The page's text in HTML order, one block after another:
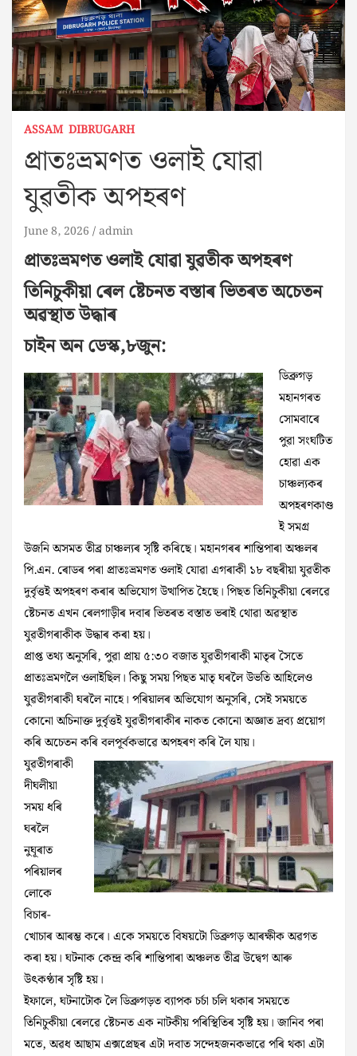
ASSAM DIBRUGARH
প্ৰাতঃভ্ৰমণত ওলাই যোৱা
যুৱতীক অপহৰণ
June 8, 2026 admin
প্ৰাতঃভ্ৰমণত ওলাই যোৱা যুৱতীক অপহৰণ
তিনিচুকীয়া ৰেল ষ্টেচনত বস্তাৰ ভিতৰত অচেতন
অৱস্থাত উদ্ধাৰ
চাইন অন ডেস্ক,৮জুন:
ডিব্ৰুগড়
মহানগৰত
সোমবাৰে
পুৱা সংঘটিত
হোৱা এক
চাঞ্চল্যকৰ
অপহৰণকাণ্ড
ই সমগ্ৰ
উজনি অসমত তীব্ৰ চাঞ্চল্যৰ সৃষ্টি কৰিছে। মহানগৰৰ শান্তিপাৰা অঞ্চলৰ
পি.এন. ৰোডৰ পৰা প্ৰাতঃভ্ৰমণত ওলাই যোৱা এগৰাকী ১৮ বছৰীয়া যুৱতীক
দুৰ্বৃত্তই অপহৰণ কৰাৰ অভিযোগ উত্থাপিত হৈছে। পিছত তিনিচুকীয়া ৰেলৱে
ষ্টেচনত এখন ৰেলগাড়ীৰ দবাৰ ভিতৰত বস্তাত ভৰাই থোৱা অৱস্থাত
যুৱতীগৰাকীক উদ্ধাৰ কৰা হয়।
প্ৰাপ্ত তথ্য অনুসৰি, পুৱা প্ৰায় ৫:৩০ বজাত যুৱতীগৰাকী মাতৃৰ সৈতে
প্ৰাতঃভ্ৰমণলৈ ওলাইছিল। কিছু সময় পিছত মাতৃ ঘৰলৈ উভতি আহিলেও
যুৱতীগৰাকী ঘৰলৈ নাহে। পৰিয়ালৰ অভিযোগ অনুসৰি, সেই সময়তে
কোনো অচিনাক্ত দুৰ্বৃত্তই যুৱতীগৰাকীৰ নাকত কোনো অজ্ঞাত দ্ৰব্য প্ৰয়োগ
কৰি অচেতন কৰি বলপূৰ্বকভাৱে অপহৰণ কৰি লৈ যায়।
যুৱতীগৰাকী
দীঘলীয়া
সময় ধৰি
ঘৰলৈ
নুঘূৰাত
পৰিয়ালৰ
লোকে
বিচাৰ-
খোচাৰ আৰম্ভ কৰে। একে সময়তে বিষয়টো ডিব্ৰুগড় আৰক্ষীক অৱগত
কৰা হয়। ঘটনাক কেন্দ্ৰ কৰি শান্তিপাৰা অঞ্চলত তীব্ৰ উদ্বেগ আৰু
উৎকণ্ঠাৰ সৃষ্টি হয়।
ইফালে, ঘটনাটোক লৈ ডিব্ৰুগড়ত ব্যাপক চৰ্চা চলি থকাৰ সময়তে
তিনিচুকীয়া ৰেলৱে ষ্টেচনত এক নাটকীয় পৰিস্থিতিৰ সৃষ্টি হয়। জানিব পৰা
মতে, অৱধ আছাম এক্সপ্ৰেছৰ এটা দবাত সন্দেহজনকভাৱে পৰি থকা এটা